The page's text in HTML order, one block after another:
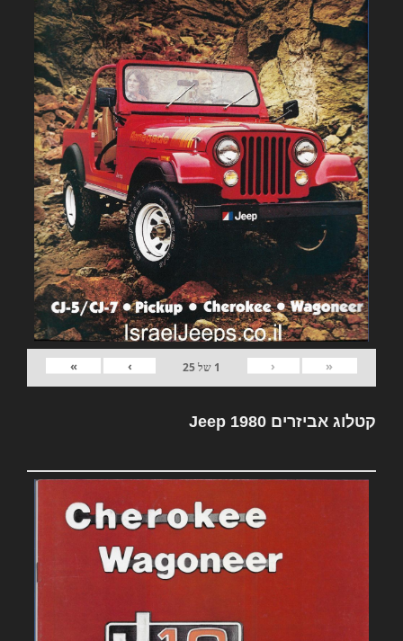
«
‹
1 של25
›
»
קטלוג אביזרים Jeep 1980